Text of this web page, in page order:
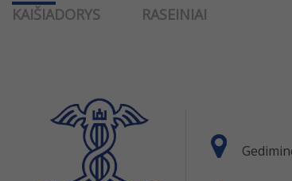
KAIŠIADORYS
RASEINIAI